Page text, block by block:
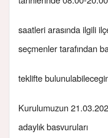
saatleri arasında ilgili
seçmenler tarafından
teklifte
Kurulumuzun
adaylık basvuruları